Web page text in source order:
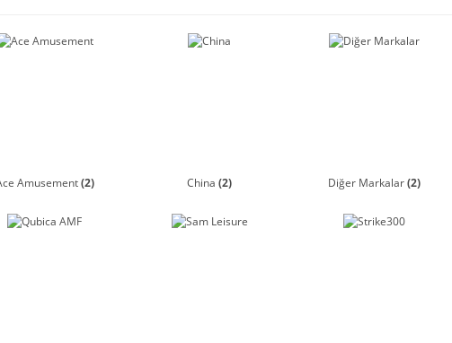
Amusement(2) China(2) Diğer Markalar(2)